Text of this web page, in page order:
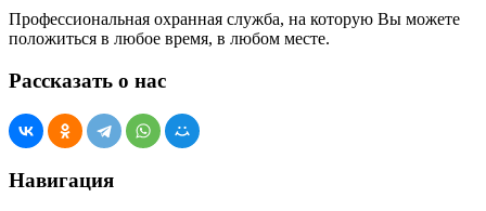
Профессиональная охранная служба, на которую Вы можете
положиться в любое время, в любом месте.
Рассказать о нас
Навигация